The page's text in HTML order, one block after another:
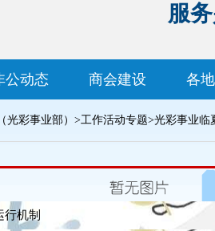
服
公动态 商会建设 各
光彩事业部） >工作活动专题>光彩事业临
行机制